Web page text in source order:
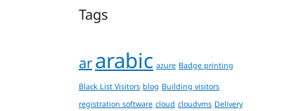
Tags
ararabicazureBadge printing
Black List Visitorsblog Building visitors
registration softwarecloudcloudvmsDelivery